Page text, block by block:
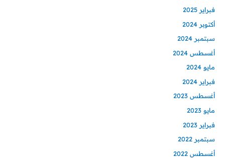
فبراير 2025
أكتوبر 2024
سبتمبر 2024
أغسطس 2024
مايو 2024
فبراير 2024
أغسطس 2023
مايو 2023
فبراير 2023
سبتمبر 2022
أغسطس 2022